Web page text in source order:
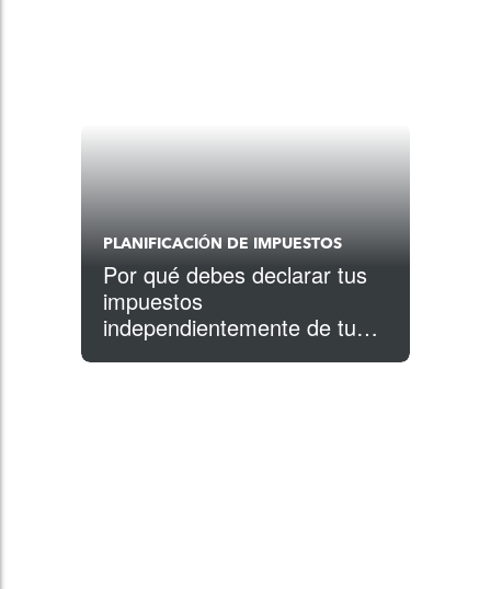
PLANIFICACIÓN DE IMPUESTOS
Por qué debes declarar tus
impuestos
independientemente de tu